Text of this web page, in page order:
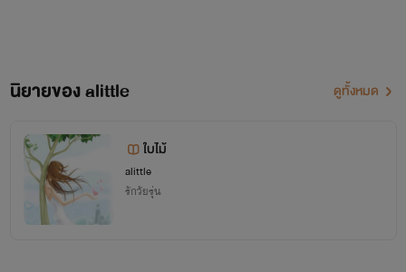
นิยายของ alittle ดูทั้งหมด
ใบไม้
alittle
รักวัยรุ่น